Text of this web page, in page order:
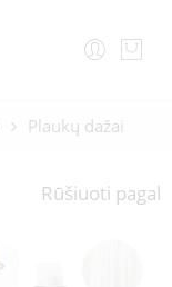
Plaukų dažai
Rūšiuoti pagal